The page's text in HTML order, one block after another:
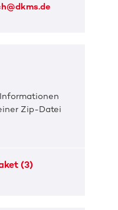
Zip-Datei
(3)